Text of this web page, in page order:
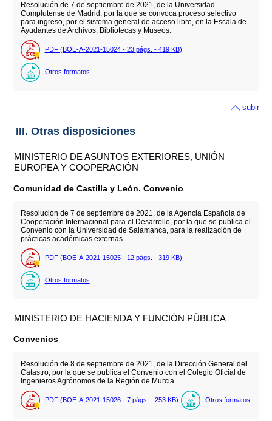
Resolución de 7 de septiembre de 2021, de la Universidad
Complutense de Madrid, por la que se convoca proceso selectivo
para ingreso, por el sistema general de acceso libre, en la Escala de
Ayudantes de Archivos, Bibliotecas y Museos.
PDF (BOE-A-2021-15024 - 23 págs. - 419 KB)
Otros formatos
subir
III. Otras disposiciones
MINISTERIO DE ASUNTOS EXTERIORES, UNIÓN
EUROPEA Y COOPERACIÓN
Comunidad de Castilla y León. Convenio
Resolución de 7 de septiembre de 2021, de la Agencia Española de
Cooperación Internacional para el Desarrollo, por la que se publica el
Convenio con la Universidad de Salamanca, para la realización de
prácticas académicas externas.
PDF (BOE-A-2021-15025 - 12 págs. - 319 KB)
Otros formatos
MINISTERIO DE HACIENDA Y FUNCIÓN PÚBLICA
Convenios
Resolución de 8 de septiembre de 2021, de la Dirección General del
Catastro, por la que se publica el Convenio con el Colegio Oficial de
Ingenieros Agrónomos de la Región de Murcia.
PDF (BOE-A-2021-15026 - 7 págs. - 253 KB) Otros formatos